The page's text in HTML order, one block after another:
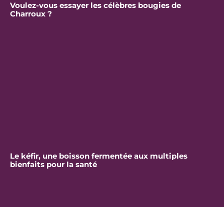
Voulez-vous essayer les célèbres bougies de
Charroux ?
Le kéfir, une boisson fermentée aux multiples
bienfaits pour la santé